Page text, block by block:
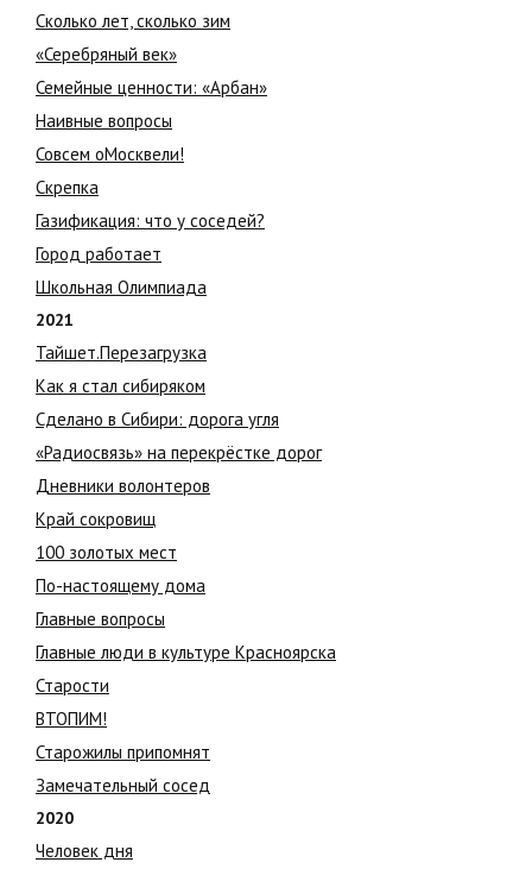
Сколько лет, сколько зим
«Серебряный век»
Семейные ценности: «Арбан»
Наивные вопросы
Совсем оМосквели!
Скрепка
Газификация: что у соседей?
Город работает
Школьная Олимпиада
2021
Тайшет.Перезагрузка
Как я стал сибиряком
Сделано в Сибири: дорога угля
«Радиосвязь» на перекрёстке дорог
Дневники волонтеров
Край сокровищ
100 золотых мест
По-настоящему дома
Главные вопросы
Главные люди в культуре Красноярска
Старости
ВТОПИМ!
Старожилы припомнят
Замечательный сосед
2020
Человек дня